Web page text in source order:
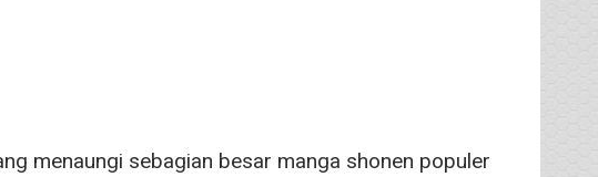
menaungi sebagian besar manga shonen populer